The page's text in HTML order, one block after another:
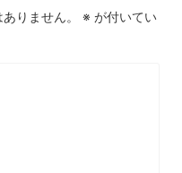
りません。 ※ が付いてい